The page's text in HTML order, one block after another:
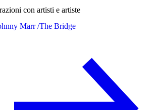
con artisti e artiste
Marr /The Bridge